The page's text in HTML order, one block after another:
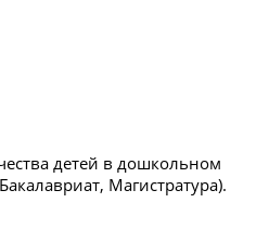
детей в дошкольном
Магистратура).